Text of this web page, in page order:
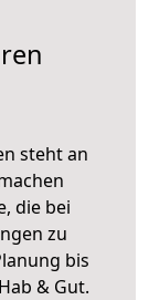
steht an
die bei
zu
bis
& Gut.